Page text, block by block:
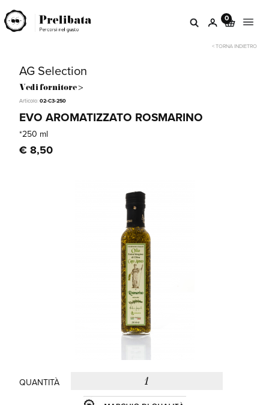
0
< TORNA INDIETRO
AG Selection
Vedi fornitore >
Articolo:02-C3-250
EVO AROMATIZZATO ROSMARINO
*250 ml
€ 8,50
QUANTITÀ